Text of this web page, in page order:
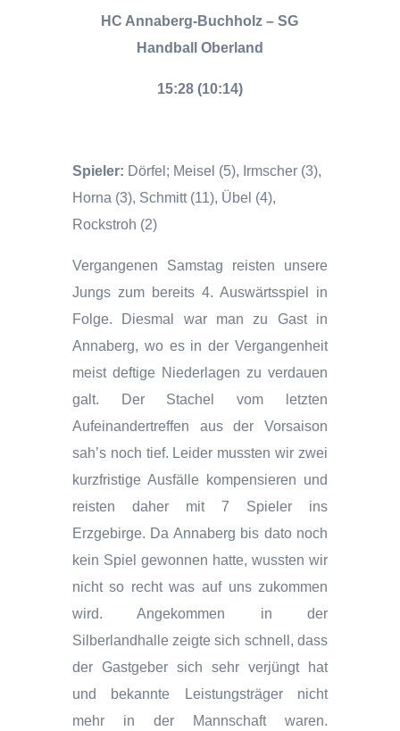
HC Annaberg-Buchholz – SG
Handball Oberland
15:28 (10:14)
Spieler: Dörfel; Meisel (5), Irmscher (3),
Horna (3), Schmitt (11), Übel (4),
Rockstroh (2)
Vergangenen Samstag reisten unsere
Jungs zum bereits 4. Auswärtsspiel in
Folge. Diesmal war man zu Gast in
Annaberg, wo es in der Vergangenheit
meist deftige Niederlagen zu verdauen
galt. Der Stachel vom letzten
Aufeinandertreffen aus der Vorsaison
sah’s noch tief. Leider mussten wir zwei
kurzfristige Ausfälle kompensieren und
reisten daher mit 7 Spieler ins
Erzgebirge. Da Annaberg bis dato noch
kein Spiel gewonnen hatte, wussten wir
nicht so recht was auf uns zukommen
wird. Angekommen in der
Silberlandhalle zeigte sich schnell, dass
der Gastgeber sich sehr verjüngt hat
und bekannte Leistungsträger nicht
mehr in der Mannschaft waren.